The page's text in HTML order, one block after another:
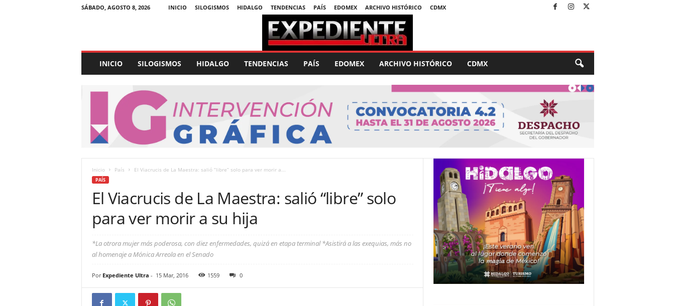
SÁBADO, AGOSTO 8, 2026 INICIO SILOGISMOS HIDALGO TENDENCIAS PAÍS EDOMEX ARCHIVO HISTÓRICO CDMX
p
e
U
INICIO SILOGISMOS HIDALGO TENDENCIAS PAÍS EDOMEX ARCHIVO HISTÓRICO CDMX
Inicio País El Viacrucis de La Maestra: salió “libre” solo para ver morir a...
PAÍS
El Viacrucis de La Maestra: salió “libre” solo
para ver morir a su hija
*La otrora mujer más poderosa, con diez enfermedades, quizá en etapa terminal *Asistirá a las exequias, más no
al homenaje a Mónica Arreola en el Senado
Por Expediente Ultra - 15 Mar, 2016 1559 0